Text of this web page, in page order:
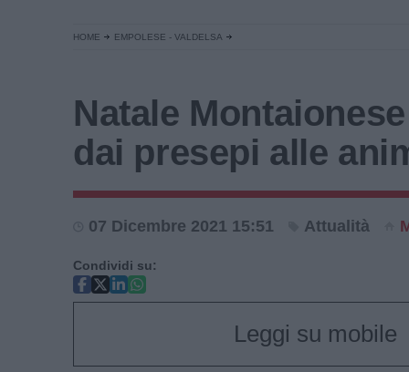
HOME EMPOLESE - VALDELSA
Natale
dai presepi alle
07 Dicembre 2021 15:51 Attualità
Condividi su:
Leggi su mobile